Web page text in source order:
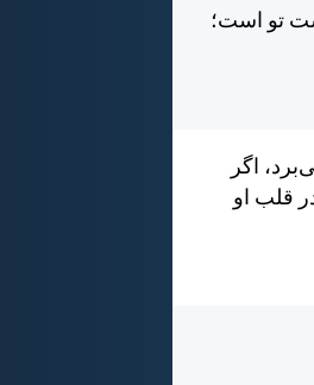
تو است؛
اگر
قلب او